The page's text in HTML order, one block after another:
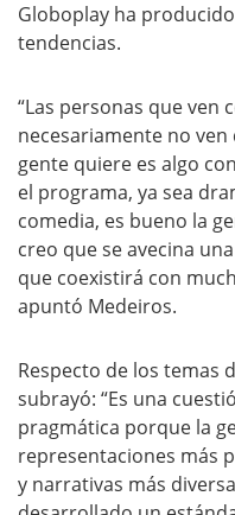
Globoplay ha
tendencias.
“Las personas que ven
necesariamente no
gente quiere es algo
el programa, ya sea
comedia, es bueno la
creo que se avecina
que coexistirá con
apuntó Medeiros.
Respecto de los temas
subrayó: “Es una
pragmática porque la
representaciones más
y narrativas más